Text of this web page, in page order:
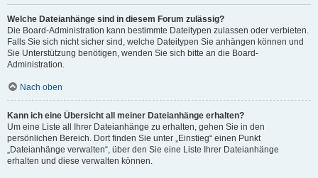
Welche Dateianhänge sind in diesem Forum zulässig?
Die Board-Administration kann bestimmte Dateitypen zulassen oder verbieten.
Falls Sie sich nicht sicher sind, welche Dateitypen Sie anhängen können und
Sie Unterstützung benötigen, wenden Sie sich bitte an die Board-
Administration.
Nach oben
Kann ich eine Übersicht all meiner Dateianhänge erhalten?
Um eine Liste all Ihrer Dateianhänge zu erhalten, gehen Sie in den
persönlichen Bereich. Dort finden Sie unter „Einstieg“ einen Punkt
„Dateianhänge verwalten“, über den Sie eine Liste Ihrer Dateianhänge
erhalten und diese verwalten können.